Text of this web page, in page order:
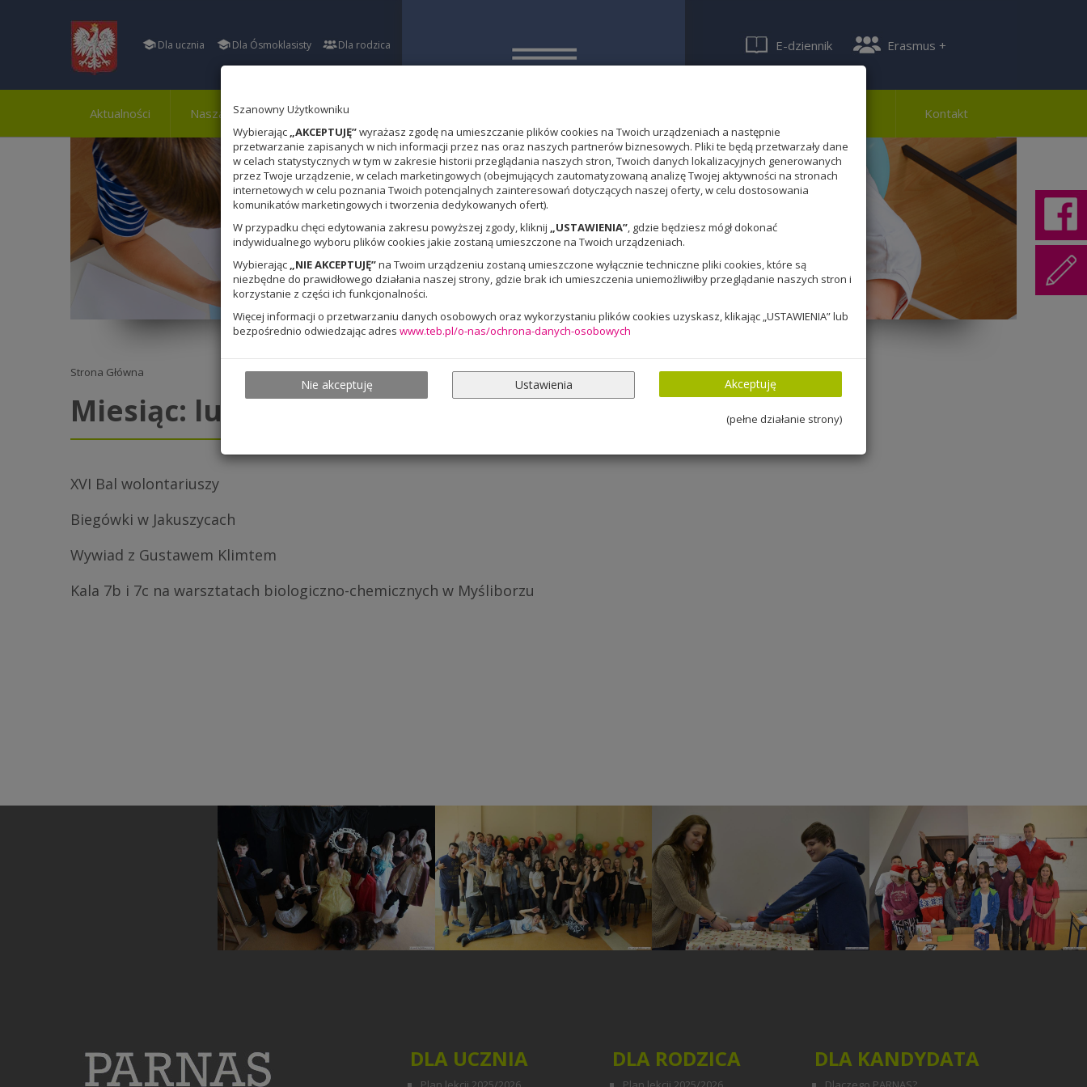
Szanowny Użytkowniku
Wybierając „AKCEPTUJĘ”wyrażasz zgodę na umieszczanie plików cookies na Twoich urządzeniach a następnie
przetwarzanie zapisanych w nich informacji przez nas oraz naszych partnerów biznesowych. Pliki te będą przetwarzały dane
w celach statystycznych w tym w zakresie historii przeglądania naszych stron, Twoich danych lokalizacyjnych generowanych
przez Twoje urządzenie, w celach marketingowych (obejmujących zautomatyzowaną analizę Twojej aktywności na stronach
internetowych w celu poznania Twoich potencjalnych zainteresowań dotyczących naszej oferty, w celu dostosowania
komunikatów marketingowych i tworzenia dedykowanych ofert).
W przypadku chęci edytowania zakresu powyższej zgody, kliknij „USTAWIENIA”, gdzie będziesz mógł dokonać
indywidualnego wyboru plików cookies jakie zostaną umieszczone na Twoich urządzeniach.
Wybierając „NIE AKCEPTUJĘ”na Twoim urządzeniu zostaną umieszczone wyłącznie techniczne pliki cookies, które są
niezbędne do prawidłowego działania naszej strony, gdzie brak ich umieszczenia uniemożliwiłby przeglądanie naszych stron i
korzystanie z części ich funkcjonalności.
Więcej informacji o przetwarzaniu danych osobowych oraz wykorzystaniu plików cookies uzyskasz, klikając „USTAWIENIA” lub
bezpośrednio odwiedzając adres www.teb.pl/o-nas/ochrona-danych-osobowych
Nie akceptuję Ustawienia Akceptuję
(pełne działanie strony)
Dla ucznia Dla Ósmoklasisty Dla rodzica E-dziennik Erasmus +
Aktualności Nasza szkoła Osiągnięcia Kontakt
Strona Główna
Miesiąc: luty 2018
XVI Bal wolontariuszy
Biegówki w Jakuszycach
Wywiad z Gustawem Klimtem
Kala 7b i 7c na warsztatach biologiczno-chemicznych w Myśliborzu
DLA UCZNIA DLA RODZICA DLA KANDYDATA